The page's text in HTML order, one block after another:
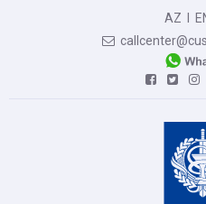
AZ

  